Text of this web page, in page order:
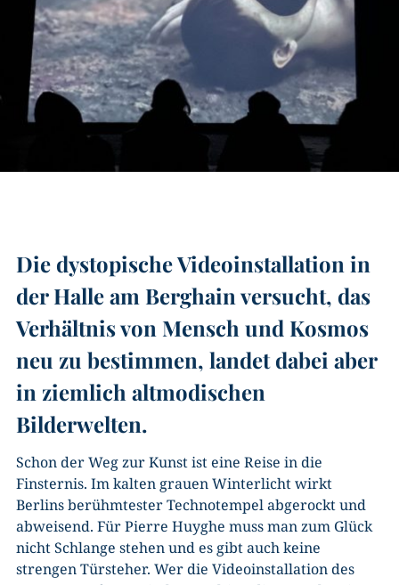
Die dystopische Videoinstallation in
der Halle am Berghain versucht, das
Verhältnis von Mensch und Kosmos
neu zu bestimmen, landet dabei aber
in ziemlich altmodischen
Bilderwelten.
Schon der Weg zur Kunst ist eine Reise in die
Finsternis. Im kalten grauen Winterlicht wirkt
Berlins berühmtester Technotempel abgerockt und
abweisend. Für Pierre Huyghe muss man zum Glück
nicht Schlange stehen und es gibt auch keine
strengen Türsteher. Wer die Videoinstallation des